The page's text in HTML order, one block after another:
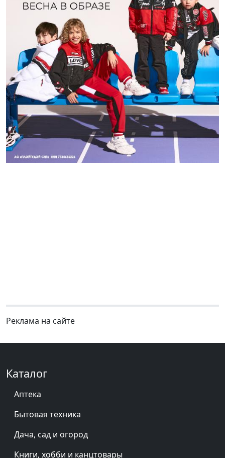
Реклама на сайте
Каталог
Аптека
Бытовая техника
Дача, сад и огород
Книги, хобби и канцтовары